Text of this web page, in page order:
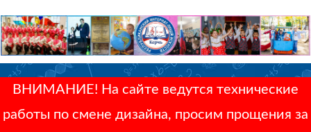
ВНИМАНИЕ! На сайте ведутся технические
работы по смене дизайна, просим прощения за